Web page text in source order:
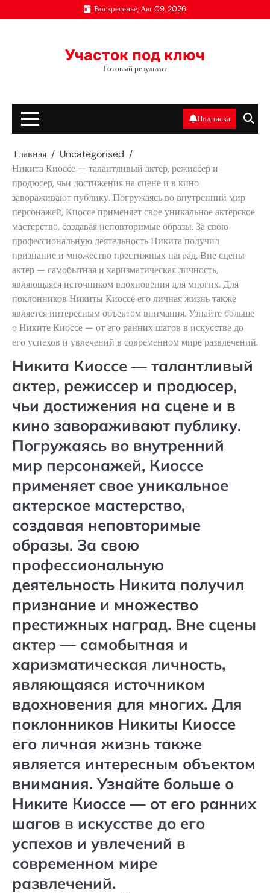
к
Воскресенье, Авг 09, 2026
Участок под ключ
Готовый результат
Подписка
Главная
Uncategorised
Никита Киоссе — талантливый актер, режиссер и
продюсер, чьи достижения на сцене и в кино
завораживают публику. Погружаясь во внутренний мир
персонажей, Киоссе применяет свое уникальное актерское
мастерство, создавая неповторимые образы. За свою
профессиональную деятельность Никита получил
признание и множество престижных наград. Вне сцены
актер — самобытная и харизматическая личность,
являющаяся источником вдохновения для многих. Для
поклонников Никиты Киоссе его личная жизнь также
является интересным объектом внимания. Узнайте больше
о Никите Киоссе — от его ранних шагов в искусстве до
его успехов и увлечений в современном мире развлечений.
Никита Киоссе — талантливый
актер, режиссер и продюсер,
чьи достижения на сцене и в
кино завораживают публику.
Погружаясь во внутренний
мир персонажей, Киоссе
применяет свое уникальное
актерское мастерство,
создавая неповторимые
образы. За свою
профессиональную
деятельность Никита получил
признание и множество
престижных наград. Вне сцены
актер — самобытная и
харизматическая личность,
являющаяся источником
вдохновения для многих. Для
поклонников Никиты Киоссе
его личная жизнь также
является интересным объектом
внимания. Узнайте больше о
Никите Киоссе — от его ранних
шагов в искусстве до его
успехов и увлечений в
современном мире
развлечений.